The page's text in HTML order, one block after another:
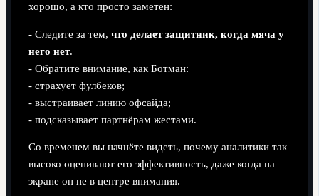
хорошо, а кто просто заметен:
- Следите за тем, что делает защитник, когда мяча у
него нет.
- Обратите внимание, как Ботман:
- страхует фулбеков;
- выстраивает линию офсайда;
- подсказывает партнёрам жестами.
Со временем вы начнёте видеть, почему аналитики так
высоко оценивают его эффективность, даже когда на
экране он не в центре внимания.